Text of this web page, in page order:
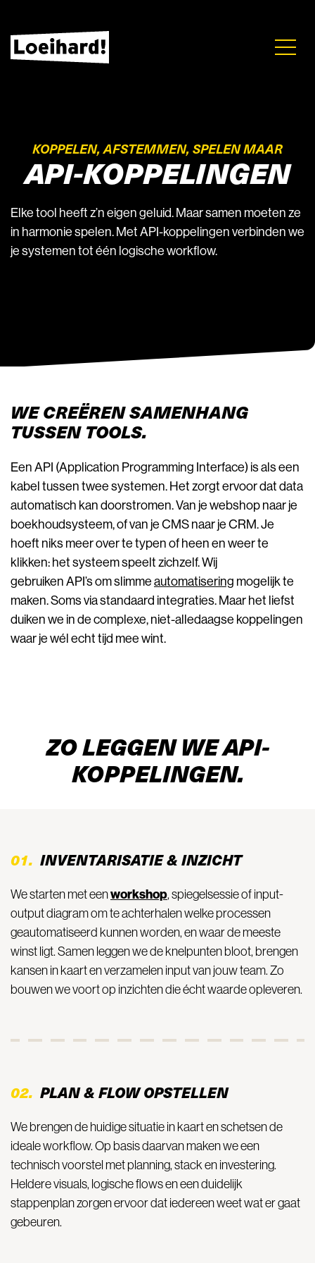
KOPPELEN, AFSTEMMEN, SPELEN MAAR
API-KOPPELINGEN
Elke tool heeft z’n eigen geluid. Maar samen moeten ze
in harmonie spelen. Met API-koppelingen verbinden we
je systemen tot één logische workflow.
WE CREËREN SAMENHANG
TUSSEN TOOLS.
Een API (Application Programming Interface) is als een
kabel tussen twee systemen. Het zorgt ervoor dat data
automatisch kan doorstromen. Van je webshop naar je
boekhoudsysteem, of van je CMS naar je CRM. Je
hoeft niks meer over te typen of heen en weer te
klikken: het systeem speelt zichzelf. Wij
gebruiken API’s om slimme automatisering mogelijk te
maken. Soms via standaard integraties. Maar het liefst
duiken we in de complexe, niet-alledaagse koppelingen
waar je wél echt tijd mee wint.
ZO LEGGEN WE API-
KOPPELINGEN.
01. INVENTARISATIE & INZICHT
We starten met eenworkshop, spiegelsessie of input-
output diagram om te achterhalen welke processen
geautomatiseerd kunnen worden, en waar de meeste
winst ligt. Samen leggen we de knelpunten bloot, brengen
kansen in kaart en verzamelen input van jouw team. Zo
bouwen we voort op inzichten die écht waarde opleveren.
02. PLAN & FLOW OPSTELLEN
We brengen de huidige situatie in kaart en schetsen de
ideale workflow. Op basis daarvan maken we een
technisch voorstel met planning, stack en investering.
Heldere visuals, logische flows en een duidelijk
stappenplan zorgen ervoor dat iedereen weet wat er gaat
gebeuren.